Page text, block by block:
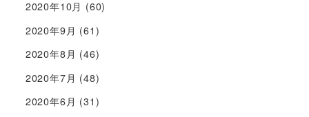
2020年10月 (60)
2020年9月 (61)
2020年8月 (46)
2020年7月 (48)
2020年6月 (31)